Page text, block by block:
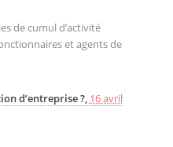
de cumul d’activité
et agents de
d’entreprise ?, 16 avril